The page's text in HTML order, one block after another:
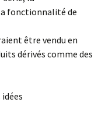
fonctionnalité de
être vendu en
dérivés comme des